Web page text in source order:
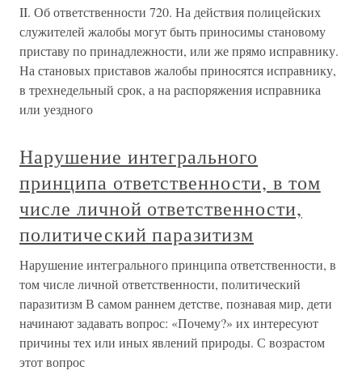
II. Об ответственности 720. На действия полицейских
служителей жалобы могут быть приносимы становому
приставу по принадлежности, или же прямо исправнику.
На становых приставов жалобы приносятся исправнику,
в трехнедельный срок, а на распоряжения исправника
или уездного
Нарушение интегрального
принципа ответственности, в том
числе личной ответственности,
политический паразитизм
Нарушение интегрального принципа ответственности, в
том числе личной ответственности, политический
паразитизм В самом раннем детстве, познавая мир, дети
начинают задавать вопрос: «Почему?» их интересуют
причины тех или иных явлений природы. С возрастом
этот вопрос